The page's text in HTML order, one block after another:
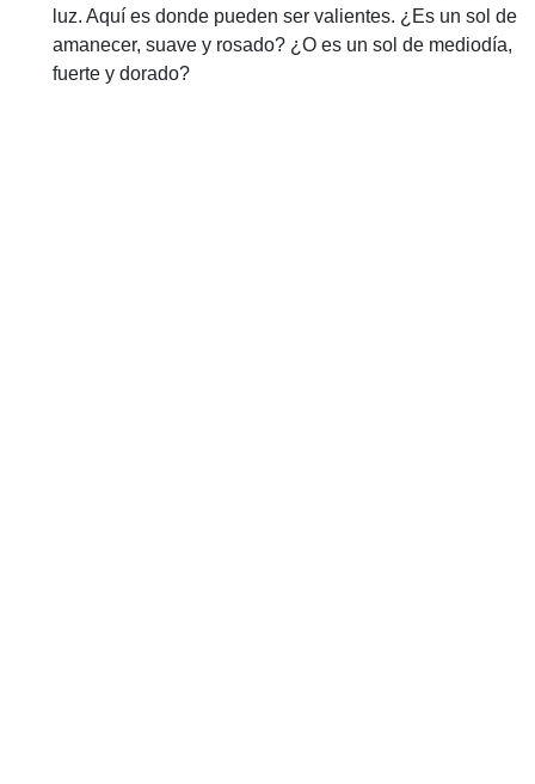
luz. Aquí es donde pueden ser valientes. ¿Es un sol de
amanecer, suave y rosado? ¿O es un sol de mediodía,
fuerte y dorado?